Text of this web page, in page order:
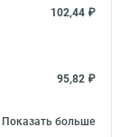
102,44 ₽
95,82 ₽
Показать больше